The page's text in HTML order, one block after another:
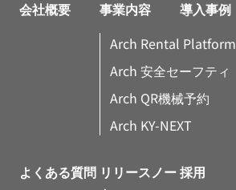
会社概要 事業内容
Arch Rental Platform
Arch 安全セーフティ
Arch QR機械予約
Arch KY-NEXT
導入事例
よくある質問 リリースノー 採用